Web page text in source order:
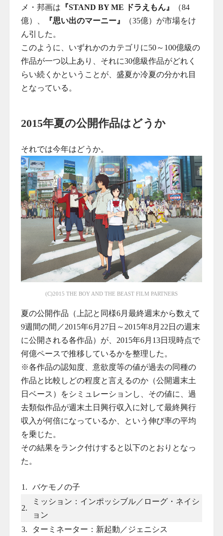
メ・邦画は 『STAND BY ME ドラえもん』
（84
億）、
『思い出のマーニー』
（35億）が市場をけ
ん引した。
このように、いずれかのカテゴリに50～100億級の
作品が一つ以上あり、それに30億級作品がどれく
らい続くかということが、盛夏か冷夏の分かれ目
となっている。
2015年夏の公開作品はどうか
それでは今年はどうか。
(C)2015 THE BOY AND THE BEAST FILM PARTNERS
夏の公開作品（上記と同様6月最終週末から数えて
9週間の間／2015年6月27日～2015年8月22日の週末
に公開される各作品）が、2015年6月13日現時点で
何億ペースで推移しているかを整理した。
※各作品の認知度、意欲度等の値が過去の同種の
作品と比較しどの程度と言えるのか（公開週末土
日ベース）をシミュレーションし、その値に、過
去類似作品が週末土日興行収入に対して最終興行
収入が何倍になっているか、という伸び率の平均
を乗じた。
その結果をランク付けすると以下のとおりとなっ
た。
1. バケモノの子
2.
ミッション：インポッシブル／ローグ・ネイシ
ョン
3.
ターミネーター：新起動／ジェニシス